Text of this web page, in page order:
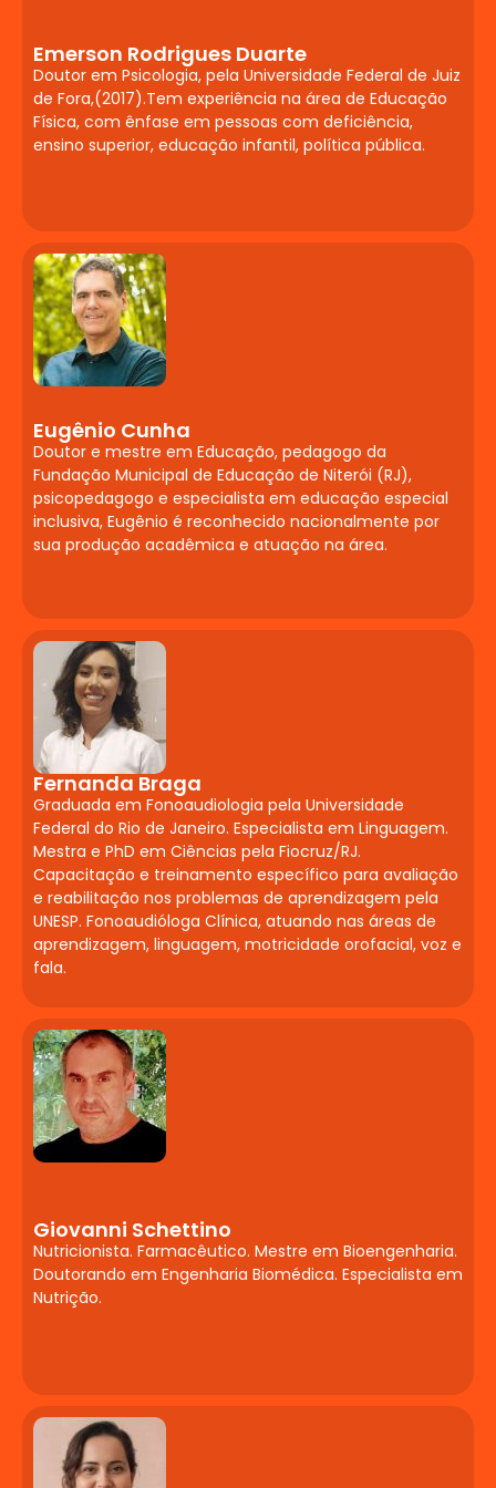
Saúde mental na infância e adolescência.
Transtornos emocionais e
comportamentais no contexto escolar.
Estratégias de acolhimento e mediação
de conflitos. Cuidado com o bem-estar
Tecnologias
Assistivas e Recursos
Digitais para Inclusão
Fundamentos da tecnologia assistiva e
das TIC na educação. Softwares,
acessibilidade. Ambientes digitais de
aprendizagem inclusivos.
Planejamento e
Avaliação Inclusiva
Aprendizagem (DUA). Planejamento de
aulas acessíveis. Avaliação formativa,
diagnóstica e adaptada. Instrumentos de
acompanhamento da aprendizagem
inclusiva. Documentos obrigatórios do
AEE.
Estágio
Supervisionado em
Neuropsicopedagogia
Institucional
Acompanhamento de casos em
transtornos de aprendizagem ou
desenvolvimento causem problemas de
aprendizagem ou comportamento.
Enfoque na formação continuada da
equipe pedagógica para
reconhecimento, encaminhamento e
escola. Planejamento e mediação
pedagógica para alunos com deficiência,
transtornos do desenvolvimento e altas
habilidades. A diversidade como princípio
para a
Neuropsicopedagogia
Emerson Rodrigues Duarte
Doutor em Psicologia, pela Universidade Federal de Juiz
de Fora,(2017).Tem experiência na área de Educação
Física, com ênfase em pessoas com deficiência,
ensino superior, educação infantil, política pública.
Eugênio Cunha
Doutor e mestre em Educação, pedagogo da
Fundação Municipal de Educação de Niterói (RJ),
psicopedagogo e especialista em educação especial
inclusiva, Eugênio é reconhecido nacionalmente por
sua produção acadêmica e atuação na área.
Fernanda Braga
Graduada em Fonoaudiologia pela Universidade
Federal do Rio de Janeiro. Especialista em Linguagem.
Mestra e PhD em Ciências pela Fiocruz/RJ.
Capacitação e treinamento específico para avaliação
e reabilitação nos problemas de aprendizagem pela
UNESP. Fonoaudióloga Clínica, atuando nas áreas de
aprendizagem, linguagem, motricidade orofacial, voz e
fala.
Giovanni Schettino
Nutricionista. Farmacêutico. Mestre em Bioengenharia.
Doutorando em Engenharia Biomédica. Especialista em
Nutrição.